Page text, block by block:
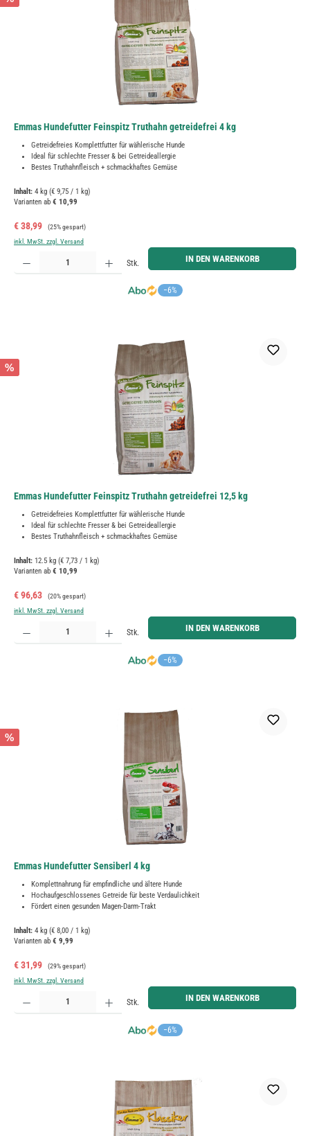
Emmas Hundefutter Feinspitz Truthahn getreidefrei 4 kg
Getreidefreies Komplettfutter für wählerische Hunde
Ideal für schlechte Fresser & bei Getreideallergie
Bestes Truthahnfleisch + schmackhaftes Gemüse
Inhalt: 4 kg (€ 9,75 / 1 kg)
Varianten ab € 10,99
Verkaufspreis:
€ 38,99 Regulärer Preis:
(25% gespart)
inkl. MwSt. zzgl. Versand
−6%
Produkt Anzahl: Gib den gewünschten Wert ein oder benutze die Schaltflächen um die Anzahl zu
Stk. IN DEN WARENKORB
%
Emmas Hundefutter Feinspitz Truthahn getreidefrei 12,5 kg
Getreidefreies Komplettfutter für wählerische Hunde
Ideal für schlechte Fresser & bei Getreideallergie
Bestes Truthahnfleisch + schmackhaftes Gemüse
Inhalt: 12.5 kg (€ 7,73 / 1 kg)
Varianten ab € 10,99
Verkaufspreis:
€ 96,63 Regulärer Preis:
(20% gespart)
inkl. MwSt. zzgl. Versand
−6%
Produkt Anzahl: Gib den gewünschten Wert ein oder benutze die Schaltflächen um die Anzahl zu
Stk. IN DEN WARENKORB
%
Emmas Hundefutter Sensiberl 4 kg
Komplettnahrung für empfindliche und ältere Hunde
Hochaufgeschlossenes Getreide für beste Verdaulichkeit
Fördert einen gesunden Magen-Darm-Trakt
Inhalt: 4 kg (€ 8,00 / 1 kg)
Varianten ab € 9,99
Verkaufspreis:
€ 31,99 Regulärer Preis:
(29% gespart)
inkl. MwSt. zzgl. Versand
−6%
Produkt Anzahl: Gib den gewünschten Wert ein oder benutze die Schaltflächen um die Anzahl zu
Stk. IN DEN WARENKORB